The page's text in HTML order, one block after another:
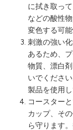
に拭き取っ
などの酸性
変色する可能
刺激の強い
あるため、
物質、漂白
いでくださ
製品を使用し
コースター
カップ、そ
ら守ります